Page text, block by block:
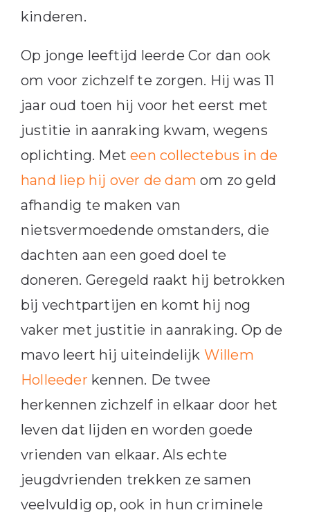
kinderen.
Op jonge leeftijd leerde Cor dan ook
om voor zichzelf te zorgen. Hij was 11
jaar oud toen hij voor het eerst met
justitie in aanraking kwam, wegens
oplichting. Meteen collectebus in de
hand liep hij over de dam om zo geld
afhandig te maken van
nietsvermoedende omstanders, die
dachten aan een goed doel te
doneren. Geregeld raakt hij betrokken
bij vechtpartijen en komt hij nog
vaker met justitie in aanraking. Op de
mavo leert hij uiteindelijk Willem
Holleeder kennen. De twee
herkennen zichzelf in elkaar door het
leven dat lijden en worden goede
vrienden van elkaar. Als echte
jeugdvrienden trekken ze samen
veelvuldig op, ook in hun criminele